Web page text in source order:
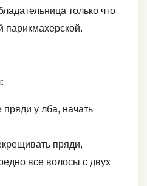
только что
парикмахерской.
пряди у лба, начать
пряди,
все волосы с двух